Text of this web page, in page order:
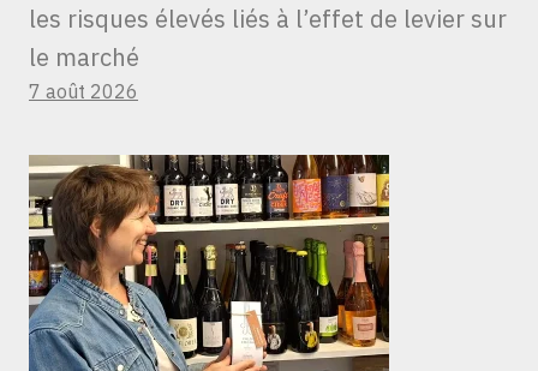
les risques élevés liés à l’effet de levier sur
le marché
7 août 2026